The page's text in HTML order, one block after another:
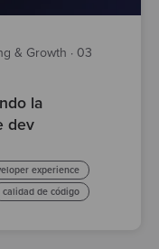
& Growth · 03
la
dev
experience
calidad de código